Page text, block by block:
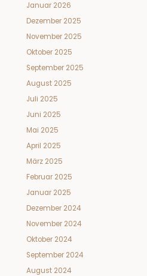
Januar 2026
Dezember 2025
November 2025
Oktober 2025
September 2025
August 2025
Juli 2025
Juni 2025
Mai 2025
April 2025
März 2025
Februar 2025
Januar 2025
Dezember 2024
November 2024
Oktober 2024
September 2024
August 2024